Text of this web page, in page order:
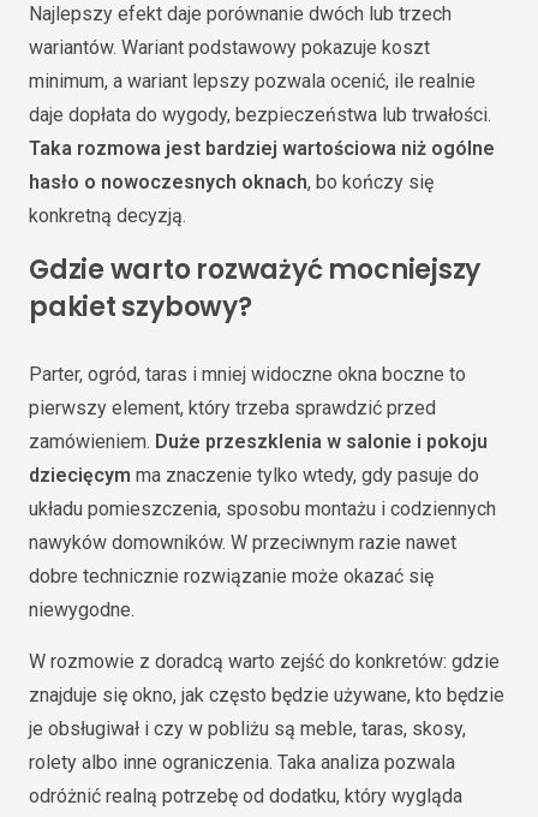
Najlepszy efekt daje porównanie dwóch lub trzech
wariantów. Wariant podstawowy pokazuje koszt
minimum, a wariant lepszy pozwala ocenić, ile realnie
daje dopłata do wygody, bezpieczeństwa lub trwałości.
Taka rozmowa jest bardziej wartościowa niż ogólne
hasło o nowoczesnych oknach, bo kończy się
konkretną decyzją.
Gdzie warto rozważyć mocniejszy
pakiet szybowy?
Parter, ogród, taras i mniej widoczne okna boczne to
pierwszy element, który trzeba sprawdzić przed
zamówieniem. Duże przeszklenia w salonie i pokoju
dziecięcym ma znaczenie tylko wtedy, gdy pasuje do
układu pomieszczenia, sposobu montażu i codziennych
nawyków domowników. W przeciwnym razie nawet
dobre technicznie rozwiązanie może okazać się
niewygodne.
W rozmowie z doradcą warto zejść do konkretów: gdzie
znajduje się okno, jak często będzie używane, kto będzie
je obsługiwał i czy w pobliżu są meble, taras, skosy,
rolety albo inne ograniczenia. Taka analiza pozwala
odróżnić realną potrzebę od dodatku, który wygląda